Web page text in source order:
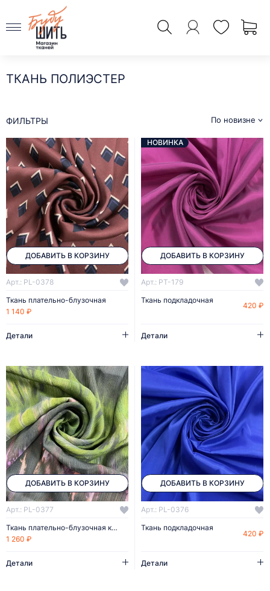
ТКАНЬ ПОЛИЭСТЕР
По новизне
ФИЛЬТРЫ
ДОБАВИТЬ В КОРЗИНУ
Арт.: PL-0378
Ткань плательно-блузочная
1 140 ₽
Детали
ДОБАВИТЬ В КОРЗИНУ
НОВИНКА
Арт.: PT-179
Ткань подкладочная
420 ₽
Детали
ДОБАВИТЬ В КОРЗИНУ
Арт.: PL-0377
Ткань плательно-блузочная купон 1*1,45
1 260 ₽
Детали
ДОБАВИТЬ В КОРЗИНУ
Арт.: PL-0376
Ткань подкладочная
420 ₽
Детали